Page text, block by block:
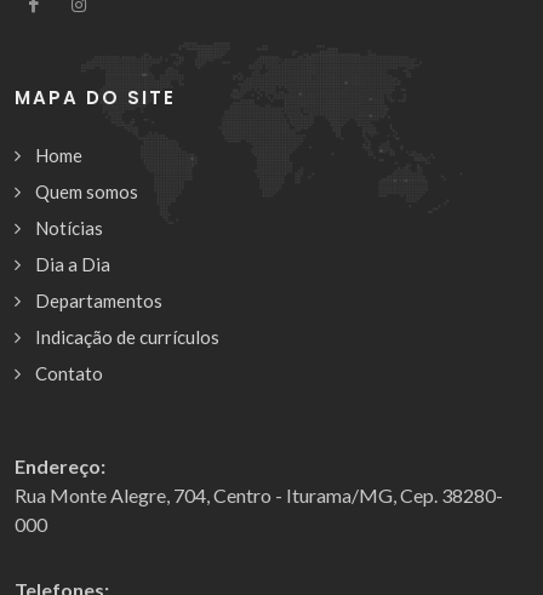
MAPA DO SITE
Home
Quem somos
Notícias
Dia a Dia
Departamentos
Indicação de currículos
Contato
Endereço:
Rua Monte Alegre, 704, Centro - Iturama/MG, Cep. 38280-
000
Telefones: